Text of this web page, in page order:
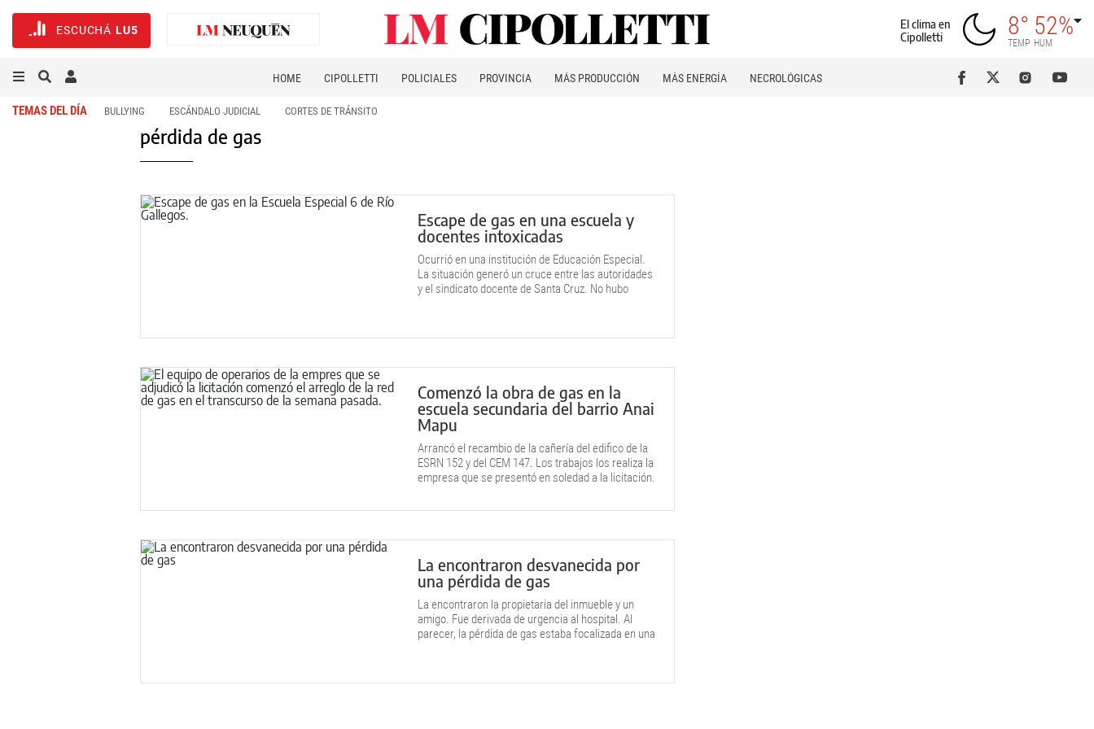
ESCUCHÁ LU5
El clima en
Cipolletti
8°
TEMP
52%
HUM
HOME CIPOLLETTI POLICIALES PROVINCIA MÁS PRODUCCIÓN MÁS ENERGÍA NECROLÓGICAS
TEMAS DEL DÍA BULLYING ESCÁNDALO JUDICIAL CORTES DE TRÁNSITO
pérdida de gas
Escape de gas en una escuela y
docentes intoxicadas
Ocurrió en una institución de Educación Especial.
La situación generó un cruce entre las autoridades
y el sindicato docente de Santa Cruz. No hubo
Comenzó la obra de gas en la
escuela secundaria del barrio Anai
Mapu
Arrancó el recambio de la cañería del edifico de la
ESRN 152 y del CEM 147. Los trabajos los realiza la
empresa que se presentó en soledad a la licitación.
La encontraron desvanecida por
una pérdida de gas
La encontraron la propietaria del inmueble y un
amigo. Fue derivada de urgencia al hospital. Al
parecer, la pérdida de gas estaba focalizada en una